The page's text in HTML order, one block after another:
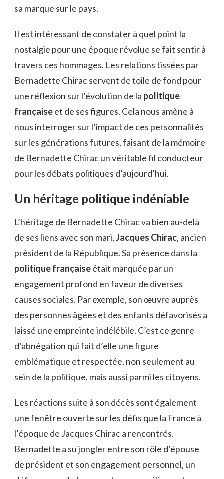
sa marque sur le pays.
Il est intéressant de constater à quel point la
nostalgie pour une époque révolue se fait sentir à
travers ces hommages. Les relations tissées par
Bernadette Chirac servent de toile de fond pour
une réflexion sur l’évolution de la politique
françaiseet de ses figures. Cela nous amène à
nous interroger sur l’impact de ces personnalités
sur les générations futures, faisant de la mémoire
de Bernadette Chirac un véritable fil conducteur
pour les débats politiques d’aujourd’hui.
Un héritage politique indéniable
L’héritage de Bernadette Chirac va bien au-delà
de ses liens avec son mari,Jacques Chirac, ancien
président de la République. Sa présence dans la
politique françaiseétait marquée par un
engagement profond en faveur de diverses
causes sociales. Par exemple, son œuvre auprès
des personnes âgées et des enfants défavorisés a
laissé une empreinte indélébile. C’est ce genre
d’abnégation qui fait d’elle une figure
emblématique et respectée, non seulement au
sein de la politique, mais aussi parmi les citoyens.
Les réactions suite à son décès sont également
une fenêtre ouverte sur les défis que la France à
l’époque de Jacques Chirac a rencontrés.
Bernadette a su jongler entre son rôle d’épouse
de président et son engagement personnel, un